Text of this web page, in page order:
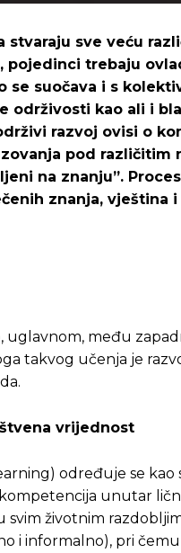
stvaraju sve veću
pojedinci trebaju
se suočava i s
održivosti kao ali i
razvoj ovisi o
pod različitim
na znanju”.
znanja, vještina
uglavnom, među
takvog učenja je
vrijednost
određuje se
unutar
životnim
i informalno), pri